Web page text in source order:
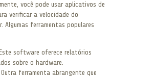
você pode usar aplicativos de
verificar a velocidade do
Algumas ferramentas populares
software oferece relatórios
sobre o hardware.
ferramenta abrangente que